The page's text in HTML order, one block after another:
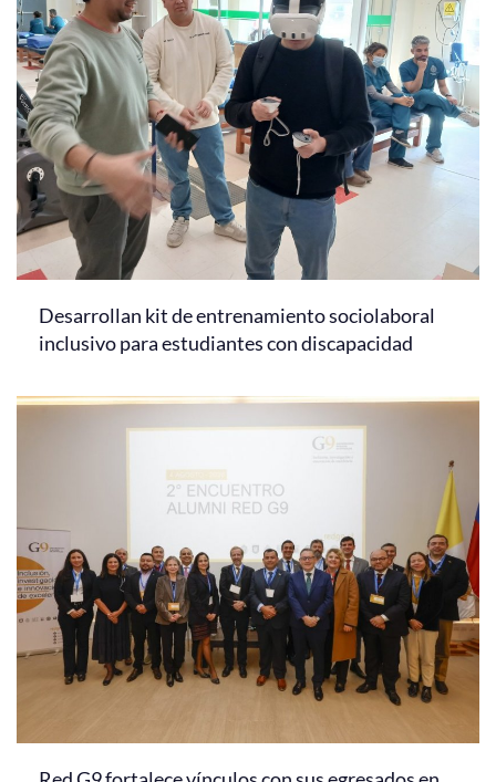
Desarrollan kit de entrenamiento sociolaboral
inclusivo para estudiantes con discapacidad